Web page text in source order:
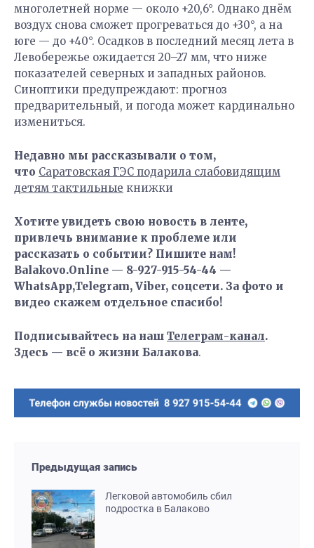
многолетней норме — около +20,6°. Однако днём
воздух снова сможет прогреваться до +30°, а на
юге — до +40°. Осадков в последний месяц лета в
Левобережье ожидается 20–27 мм, что ниже
показателей северных и западных районов.
Синоптики предупреждают: прогноз
предварительный, и погода может кардинально
измениться.
Недавно мы рассказывали о том,
что Саратовская ГЭС подарила слабовидящим
детям тактильные книжки
Хотите увидеть свою новость в ленте,
привлечь внимание к проблеме или
рассказать о событии? Пишите нам!
Balakovo.Online — 8-927-915-54-44 —
WhatsApp,Telegram, Viber, соцсети. За фото и
видео скажем отдельное спасибо!
Подписывайтесь на наш Телеграм-канал.
Здесь — всё о жизни Балакова.
Предыдущая запись
Легковой автомобиль сбил
подростка в Балаково